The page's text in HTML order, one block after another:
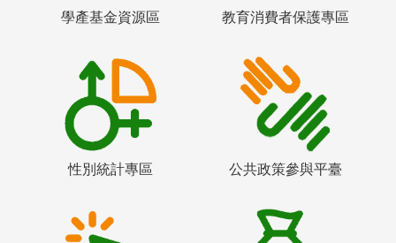
學產基金資源區 教育消費者保護專區
性別統計專區 公共政策參與平臺